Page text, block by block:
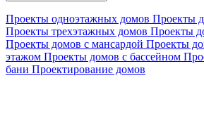
Проекты одноэтажных домов Проекты
Проекты трехэтажных домов Проекты
Проекты домов с мансардой Проекты
этажом Проекты домов с бассейном
бани Проектирование домов